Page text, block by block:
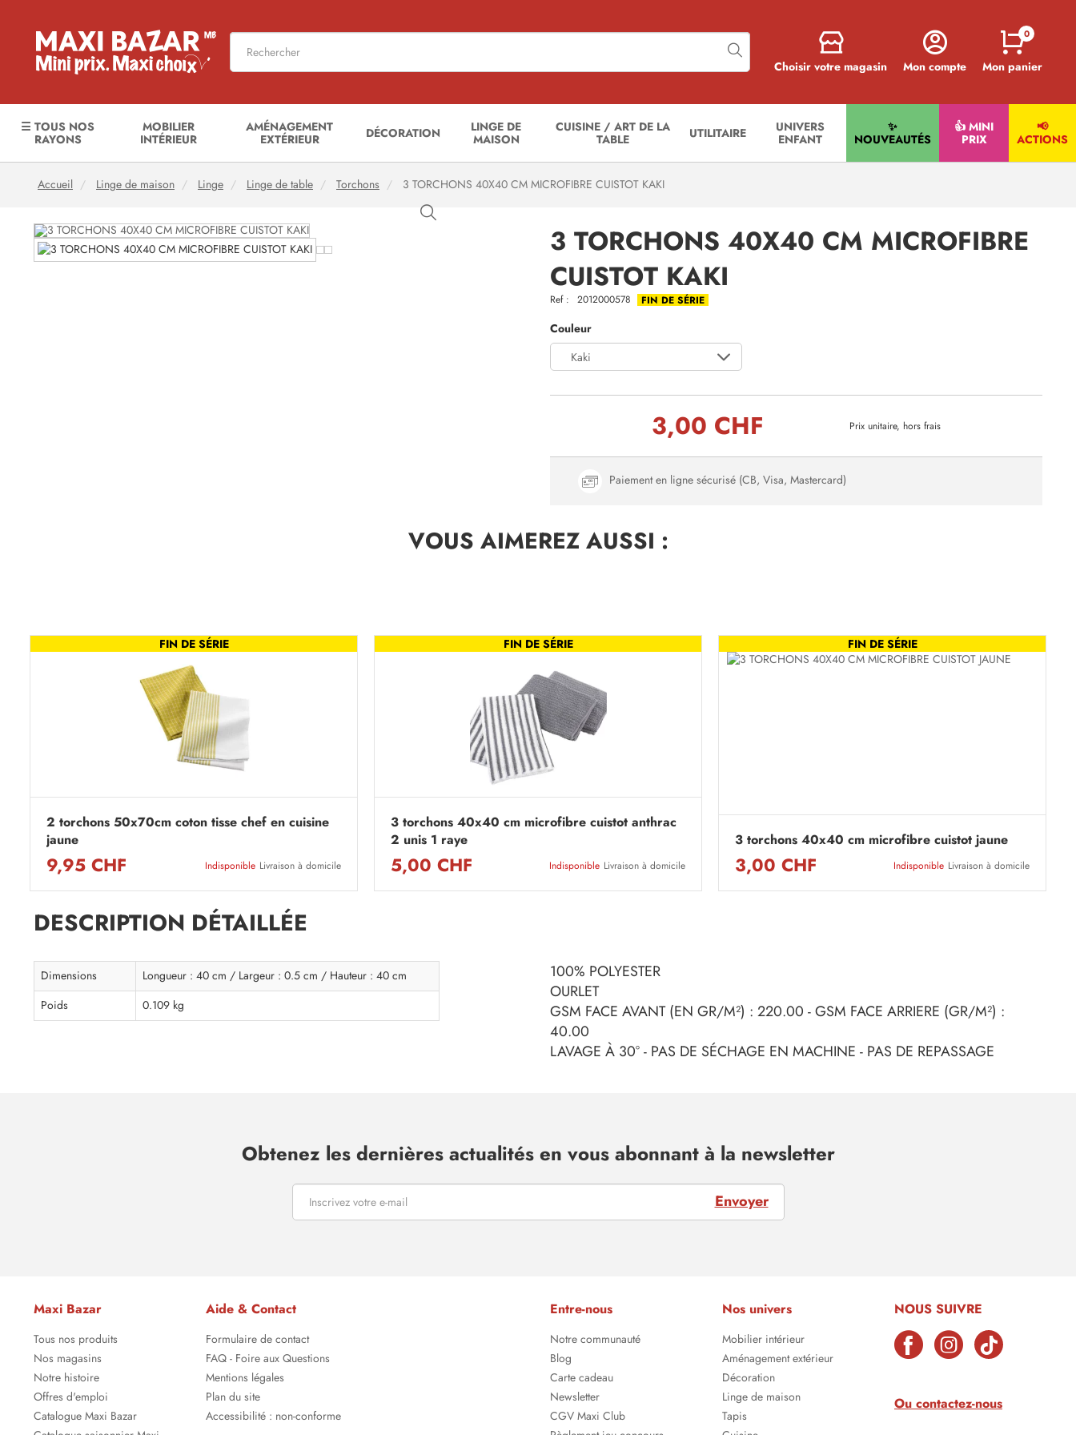
Choisir votre magasin Mon compte Mon panier
0
☰ TOUS NOS
RAYONS
MOBILIER
INTÉRIEUR
AMÉNAGEMENT
EXTÉRIEUR
DÉCORATION
LINGE DE
MAISON
CUISINE / ART DE LA
TABLE
UTILITAIRE
UNIVERS
ENFANT
✨
NOUVEAUTÉS
👍 MINI
PRIX
📢
ACTIONS
Accueil Linge de maison Linge Linge de table Torchons 3 TORCHONS 40X40 CM MICROFIBRE CUISTOT KAKI
3 TORCHONS 40X40 CM MICROFIBRE
CUISTOT KAKI
Ref : 2012000578 FIN DE SÉRIE
Couleur
Kaki
3,00 CHF Prix unitaire, hors frais
Paiement en ligne sécurisé (CB, Visa, Mastercard)
VOUS AIMEREZAUSSI :
FIN DE SÉRIE
2 torchons 50x70cm coton tisse chef en cuisine
jaune
9,95 CHF Indisponible Livraison à domicile
FIN DE SÉRIE
3 torchons 40x40 cm microfibre cuistot anthrac
2 unis 1 raye
5,00 CHF Indisponible Livraison à domicile
FIN DE SÉRIE
3 torchons 40x40 cm microfibre cuistot jaune
3,00 CHF Indisponible Livraison à domicile
DESCRIPTION DÉTAILLÉE
Dimensions
Longueur : 40 cm / Largeur : 0.5 cm / Hauteur : 40 cm
Poids
0.109 kg
100% POLYESTER
OURLET
GSM FACE AVANT (EN GR/M²) : 220.00 - GSM FACE ARRIERE (GR/M²) :
40.00
LAVAGE À 30° - PAS DE SÉCHAGE EN MACHINE - PAS DE REPASSAGE
Obtenez les dernières actualités en vous abonnant à la newsletter
Envoyer
Maxi Bazar
Tous nos produits
Nos magasins
Notre histoire
Offres d'emploi
Catalogue Maxi Bazar
Aide & Contact
Formulaire de contact
FAQ - Foire aux Questions
Mentions légales
Plan du site
Accessibilité : non-conforme
Entre-nous
Notre communauté
Blog
Carte cadeau
Newsletter
CGV Maxi Club
Nos univers
Mobilier intérieur
Aménagement extérieur
Décoration
Linge de maison
Tapis
NOUS SUIVRE
Ou contactez-nous